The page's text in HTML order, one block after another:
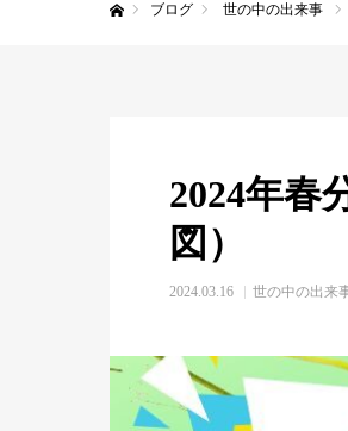
ブログ 世の中の出来事
2024年春
図）
2024.03.16 世の中の出来